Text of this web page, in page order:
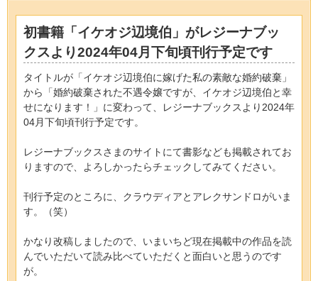
初書籍「イケオジ辺境伯」がレジーナブッ
クスより2024年04月下旬頃刊行予定です
タイトルが「イケオジ辺境伯に嫁げた私の素敵な婚約破棄」
から「婚約破棄された不遇令嬢ですが、イケオジ辺境伯と幸
せになります！」に変わって、レジーナブックスより2024年
04月下旬頃刊行予定です。
レジーナブックスさまのサイトにて書影なども掲載されてお
りますので、よろしかったらチェックしてみてください。
刊行予定のところに、クラウディアとアレクサンドロがいま
す。（笑）
かなり改稿しましたので、いまいちど現在掲載中の作品を読
んでいただいて読み比べていただくと面白いと思うのです
が。